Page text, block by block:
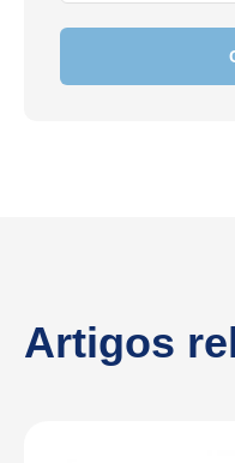
Artigos